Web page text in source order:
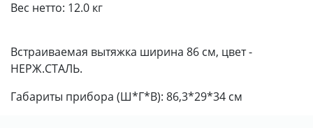
Вес нетто: 12.0 кг
Встраиваемая вытяжка ширина 86 см, цвет -
НЕРЖ.СТАЛЬ.
Габариты прибора (Ш*Г*В): 86,3*29*34 см